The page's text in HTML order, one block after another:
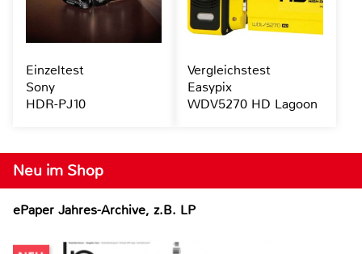
Neu im Shop
ePaper Jahres-Archive, z.B. LP
Einzeltest
Sony
HDR-PJ10
Vergleichstest
Easypix
WDV5270 HD Lagoon